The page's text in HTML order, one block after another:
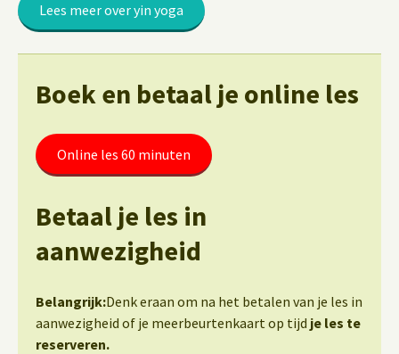
Lees meer over yin yoga
Boek en betaal je online les
Online les 60 minuten
Betaal je les in
aanwezigheid
Belangrijk:Denk eraan om na het betalen van je les in
aanwezigheid of je meerbeurtenkaart op tijd je les te
reserveren.